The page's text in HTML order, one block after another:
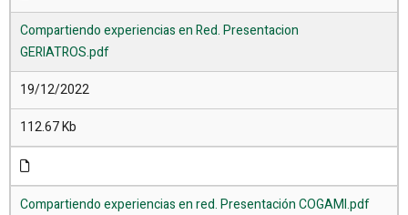
Compartiendo experiencias en Red. Presentacion
GERIATROS.pdf
19/12/2022
112.67 Kb
Compartiendo experiencias en red. Presentación COGAMI.pdf